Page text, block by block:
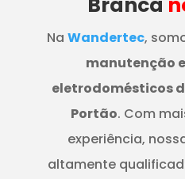
Na Wandertec,
manutenção
eletrodomésticos
Portão. Com
experiência,
altamente